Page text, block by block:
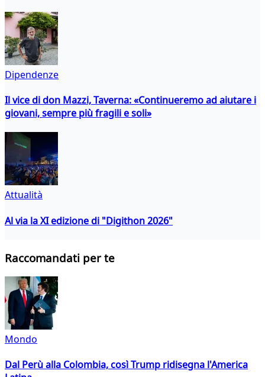
Dipendenze
Il vice di don Mazzi, Taverna: «Continueremo ad aiutare i
giovani, sempre più fragili e soli»
Attualità
Al via la XI edizione di "Digithon 2026"
Raccomandati per te
Mondo
Dal Perù alla Colombia, così Trump ridisegna l'America